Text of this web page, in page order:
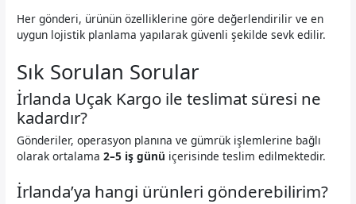
Her gönderi, ürünün özelliklerine göre değerlendirilir ve en
uygun lojistik planlama yapılarak güvenli şekilde sevk edilir.
Sık Sorulan Sorular
İrlanda Uçak Kargo ile teslimat süresi ne
kadardır?
Gönderiler, operasyon planına ve gümrük işlemlerine bağlı
olarak ortalama2–5 iş günü içerisinde teslim edilmektedir.
İrlanda’ya hangi ürünleri gönderebilirim?